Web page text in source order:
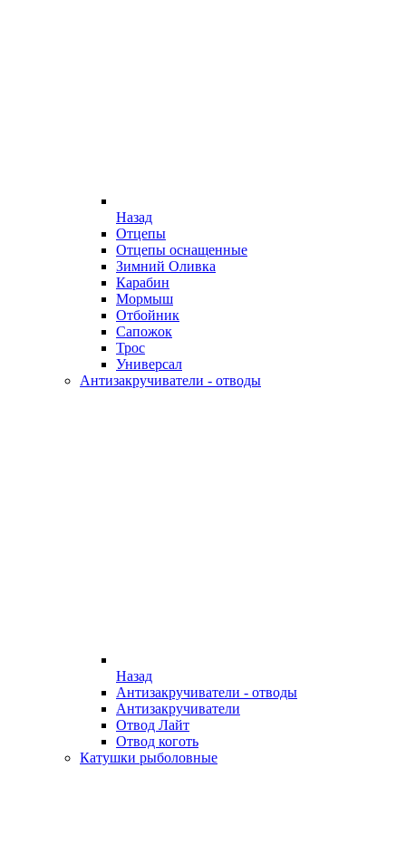
Назад
Отцепы
Отцепы оснащенные
Зимний Оливка
Карабин
Мормыш
Отбойник
Сапожок
Трос
Универсал
Антизакручиватели - отводы
Назад
Антизакручиватели - отводы
Антизакручиватели
Отвод Лайт
Отвод коготь
Катушки рыболовные